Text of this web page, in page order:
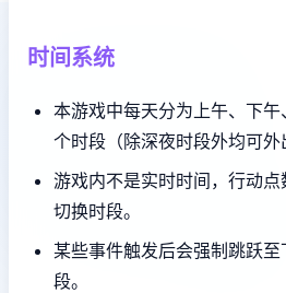
时间系统
本游戏中每天分为上午、下
个时段（除深夜时段外均可外
游戏内不是实时时间，行动
切换时段。
某些事件触发后会强制跳跃
段。